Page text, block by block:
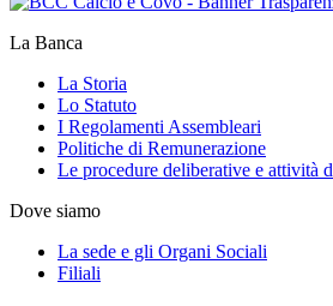
La Banca
La Storia
Lo Statuto
I Regolamenti Assembleari
Politiche di Remunerazione
Le procedure deliberative e attività
Dove siamo
La sede e gli Organi Sociali
Filiali